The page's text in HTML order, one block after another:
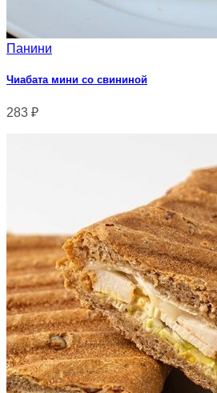
Панини
Чиабата мини со свининой
283 ₽